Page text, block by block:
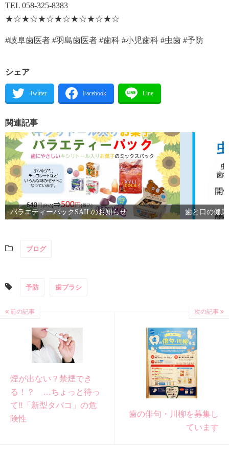
TEL 058-325-8383
★☆★☆★☆★☆★☆★☆★☆
#岐阜歯医者 #羽島歯医者 #歯科 #小児歯科 #虫歯 #予防
シェア
関連記事
バラエティーパックSAILのお知らせ 歯と口の健
ブログ
予防 歯ブラシ
前の記事
煙が出ない？禁煙でき
る！？ …ちょっと待っ
て‼「新型タバコ」の危
険性
次の記事
歯の俳句・川柳を募集し
ています